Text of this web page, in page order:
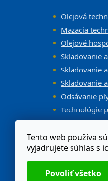
Tento web používa
vyjadrujete súhlas s
Olejová
Mazacia
Olejové
Skladovanie
Skladovanie
Skladovanie
Odsávanie
Technológie
Vybavenie
Odstúpenie